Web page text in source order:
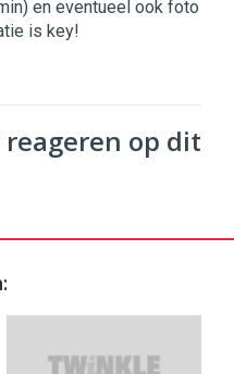
en eventueel ook foto
is key!
op dit